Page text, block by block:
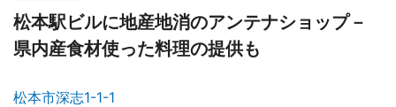
松本駅ビルに地産地消のアンテナショップ－
県内産食材使った料理の提供も
松本市深志1-1-1